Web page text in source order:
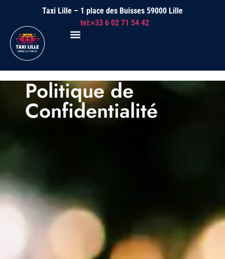
Taxi Lille – 1 place des Buisses 59000 Lille
tel:+33 6 02 71 54 42
Politique de
Confidentialité